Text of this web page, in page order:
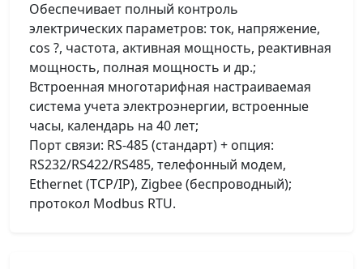
Обеспечивает полный контроль
электрических параметров: ток, напряжение,
cos ?, частота, активная мощность, реактивная
мощность, полная мощность и др.;
Встроенная многотарифная настраиваемая
система учета электроэнергии, встроенные
часы, календарь на 40 лет;
Порт связи: RS-485 (стандарт) + опция:
RS232/RS422/RS485, телефонный модем,
Ethernet (TCP/IP), Zigbee (беспроводный);
протокол Modbus RTU.